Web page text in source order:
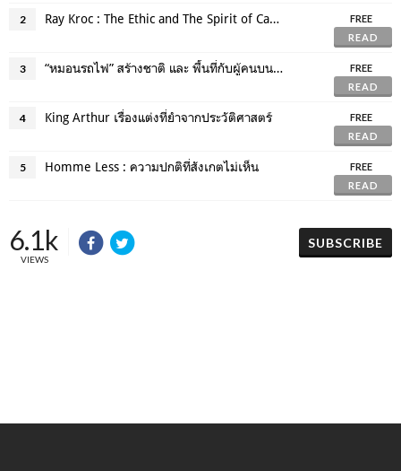
2 Ray Kroc : The Ethic and The Spirit of Capitalist
FREE
READ
3 “หมอนรถไฟ” สร้างชาติ และ พื้นที่กับผู้คนบนรถไฟ
FREE
READ
4 King Arthur เรื่องแต่งที่ยำจากประวัติศาสตร์
FREE
READ
5 Homme Less : ความปกติที่สังเกตไม่เห็น
FREE
READ
6.1k
VIEWS
SUBSCRIBE